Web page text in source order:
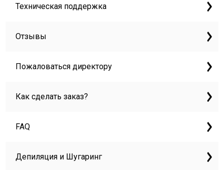
Техническая поддержка
Отзывы
Пожаловаться директору
Как сделать заказ?
FAQ
Депиляция и Шугаринг